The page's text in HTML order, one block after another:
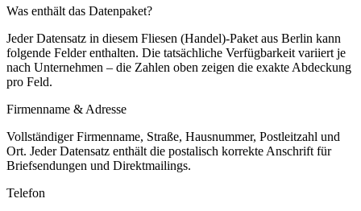
Was enthält das Datenpaket?
Jeder Datensatz in diesem Fliesen (Handel)-Paket aus Berlin kann
folgende Felder enthalten. Die tatsächliche Verfügbarkeit variiert je
nach Unternehmen – die Zahlen oben zeigen die exakte Abdeckung
pro Feld.
Firmenname & Adresse
Vollständiger Firmenname, Straße, Hausnummer, Postleitzahl und
Ort. Jeder Datensatz enthält die postalisch korrekte Anschrift für
Briefsendungen und Direktmailings.
Telefon